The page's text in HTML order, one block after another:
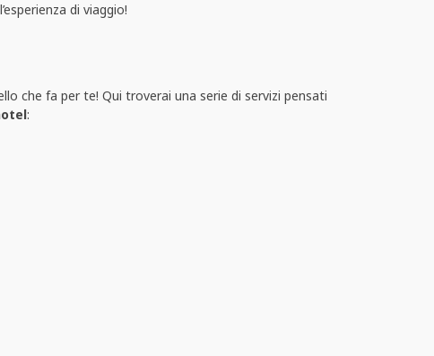
di viaggio!
che fa per te! Qui troverai una serie di servizi pensati
: